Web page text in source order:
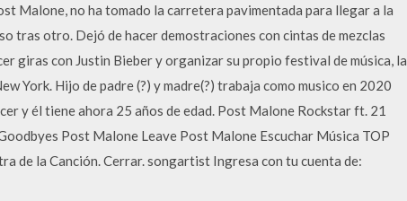
Malone, no ha tomado la carretera pavimentada para llegar a la
tras otro. Dejó de hacer demostraciones con cintas de mezclas
giras con Justin Bieber y organizar su propio festival de música, la
York. Hijo de padre (?) y madre(?) trabaja como musico en 2020
y él tiene ahora 25 años de edad. Post Malone Rockstar ft. 21
Post Malone Leave Post Malone Escuchar Música TOP
de la Canción. Cerrar. songartist Ingresa con tu cuenta de: